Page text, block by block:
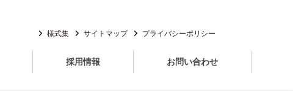
様式集 サイトマップ プライバシーポリシー
採用情報 お問い合わせ